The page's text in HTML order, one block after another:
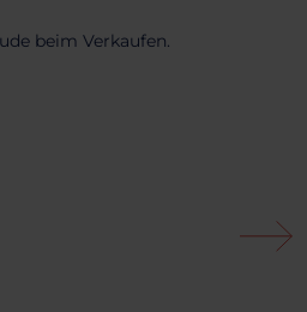
beim Verkaufen.